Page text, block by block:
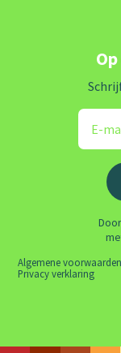
Algemene voorwaarden
Privacy verklaring